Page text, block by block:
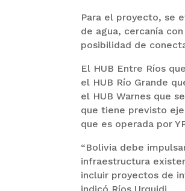
Para el proyecto, se
de agua, cercanía
posibilidad de
El HUB Entre Ríos
el HUB Río Grande
el HUB Warnes que
que tiene previsto
que es operada por
“Bolivia debe
infraestructura
incluir proyectos de
indicó Ríos Urquidi.